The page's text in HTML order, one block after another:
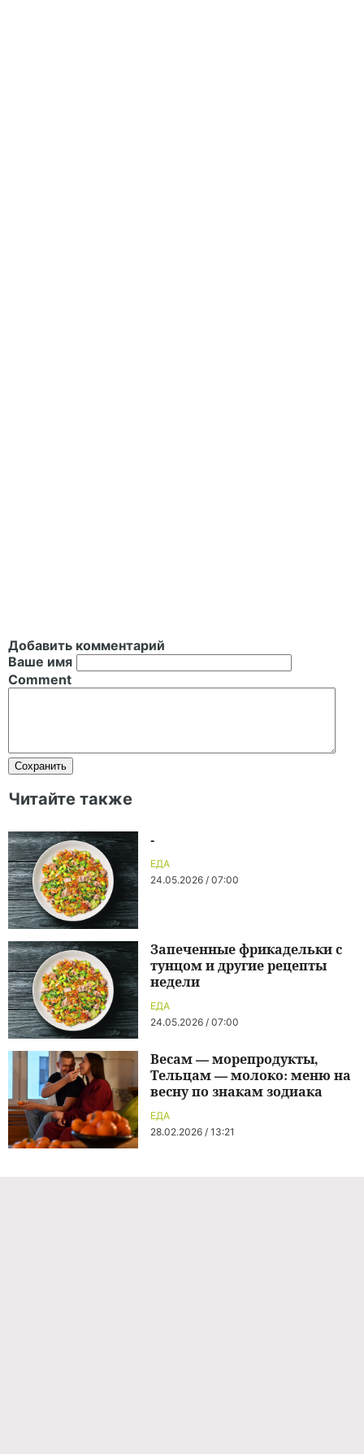
Добавить комментарий
Ваше имя
Comment
Читайте также
ЕДА
24.05.2026 / 07:00
-
ЕДА
24.05.2026 / 07:00
Запеченные фрикадельки с
тунцом и другие рецепты
недели
ЕДА
28.02.2026 / 13:21
Весам — морепродукты,
Тельцам — молоко: меню на
весну по знакам зодиака